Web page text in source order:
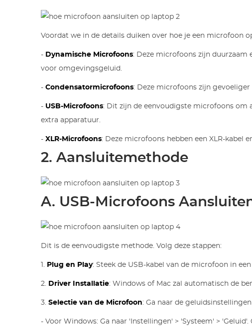
Voordat we in de details duiken over hoe je een microfoon
- Dynamische Microfoons: Deze microfoons zijn duurzaam
voor omgevingsgeluid.
-Condensatormicrofoons: Deze microfoons zijn
- USB-Microfoons: Dit zijn de eenvoudigste microfoons om
extra apparatuur.
-XLR-Microfoons: Deze microfoons hebben een XLR-kabel
2. Aansluitemethode
A. USB-Microfoons
Dit is de eenvoudigste methode. Volg deze stappen:
1. Plug en Play: Steek de USB-kabel van de microfoon in
2. Driver Installatie: Windows of Mac zal automatisch de
3.Selectie van de Microfoon: Ga naar de
- Voor Windows: Ga naar 'Instellingen' > 'Systeem' >